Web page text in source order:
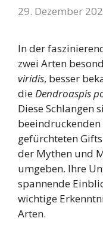
29. Dezember
In der
zwei Arten
viridis, besser
dieDendroaspis
Diese Schlangen
gefürchteten
der Mythen und
umgeben. Ihre
spannende
wichtige
Arten.